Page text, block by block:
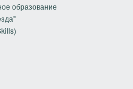
образование